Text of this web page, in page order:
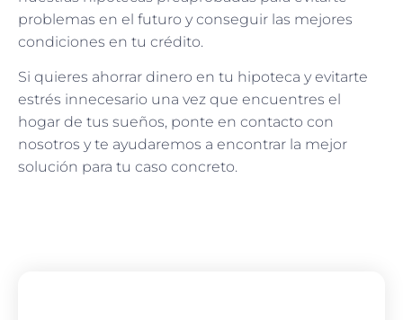
problemas en el futuro y conseguir las mejores
condiciones en tu crédito.
Si quieres ahorrar dinero en tu hipoteca y evitarte
estrés innecesario una vez que encuentres el
hogar de tus sueños, ponte en contacto con
nosotros y te ayudaremos a encontrar la mejor
solución para tu caso concreto.